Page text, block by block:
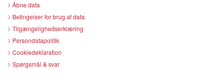
Åbne data
Betingelser for brug af data
Tilgængelighedserklæring
Persondatapolitik
Cookiedeklaration
Spørgsmål & svar